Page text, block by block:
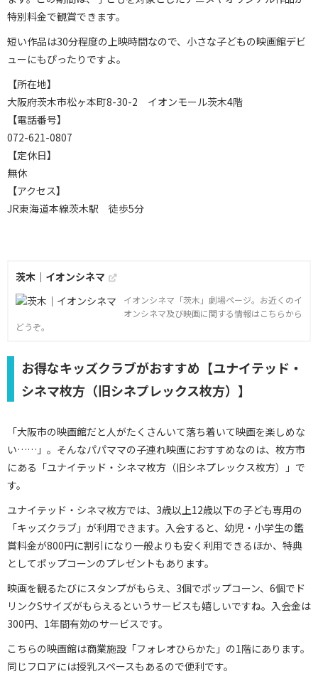
特別料金で観賞できます。
短い作品は30分程度の上映時間なので、小さな子どもの映画館デビ
ューにもぴったりですよ。
【所在地】
大阪府茨木市松ヶ本町8-30-2 イオンモール茨木4階
【電話番号】
072-621-0807
【定休日】
無休
【アクセス】
JR東海道本線茨木駅 徒歩5分
茨木｜イオンシネマ
イオンシネマ「茨木」劇場ページ。お近くのイ
オンシネマ及び映画に関する情報はこちらから
どうぞ。
お得なキッズクラブがおすすめ【ユナイテッド・
シネマ枚方（旧シネプレックス枚方）】
「大阪市の映画館だと人がたくさんいて落ち着いて映画を楽しめな
い……」。そんなパパママの子連れ映画におすすめなのは、枚方市
にある「ユナイテッド・シネマ枚方（旧シネプレックス枚方）」で
す。
ユナイテッド・シネマ枚方では、3歳以上12歳以下の子ども専用の
「キッズクラブ」が利用できます。入会すると、幼児・小学生の鑑
賞料金が800円に割引になり一般よりも安く利用できるほか、特典
としてポップコーンのプレゼントもあります。
映画を観るたびにスタンプがもらえ、3個でポップコーン、6個でド
リンクSサイズがもらえるというサービスも嬉しいですね。入会金は
300円、1年間有効のサービスです。
こちらの映画館は商業施設「フォレオひらかた」の1階にあります。
同じフロアには授乳スペースもあるので便利です。